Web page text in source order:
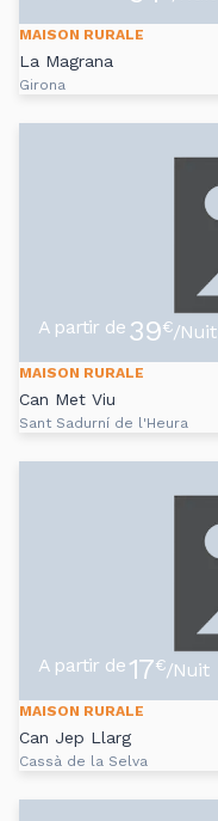
MAISON RURALE
La Magrana
Girona
A partir de 39€/Nuit
MAISON RURALE
Can Met Viu
Sant Sadurní de l'Heura
A partir de 17€/Nuit
MAISON RURALE
Can Jep Llarg
Cassà de la Selva